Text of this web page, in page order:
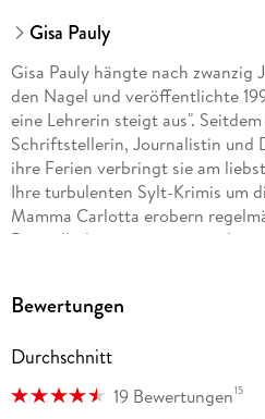
Gisa Pauly
Gisa Pauly hängte nach zwanzig
den Nagel und veröffentlichte
eine Lehrerin steigt aus".
Schriftstellerin, Journalistin und
ihre Ferien verbringt sie am
Ihre turbulenten Sylt-Krimis um
Mamma Carlotta erobern
Bestsellerliste, genauso wie ihre
Kamera des SWR für das
Bewertungen
Durchschnitt
19 Bewertungen15